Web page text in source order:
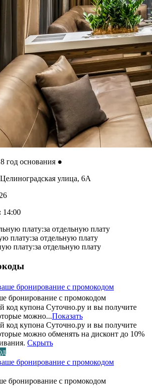
год основания ●
улица, 6А
26
14:00
плату:за отдельную плату
плату:за отдельную плату
плату:за отдельную плату
бронирование с промокодом
код купона Суточно.ру и вы получите
можно...Показать
код купона Суточно.ру и вы получите
можно обменять на дисконт до 10%
Скрыть
бронирование с промокодом